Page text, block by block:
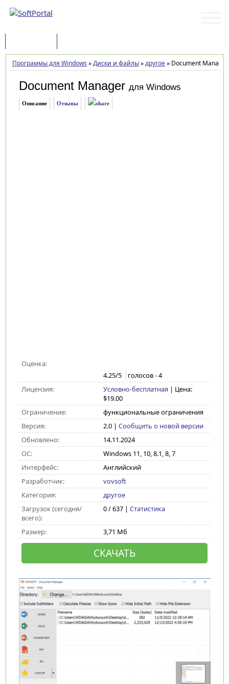
Программы для Windows »Диски и файлы»другое»Document
Document Manager для Windows
Описание Отзывы
Оценка:
4.25/5 голосов -4
Лицензия:
Условно-бесплатная | Цена:
$19.00
Ограничение:
функциональные ограничения
Версия:
2.0| Сообщить о новой версии
Обновлено:
14.11.2024
ОС:
Windows 11, 10, 8.1, 8, 7
Интерфейс:
Английский
Разработчик:
vovsoft
Категория:
другое
Загрузок (сегодня/
всего):
0 / 637 | Статистика
Размер: 3,71 Мб
СКАЧАТЬ